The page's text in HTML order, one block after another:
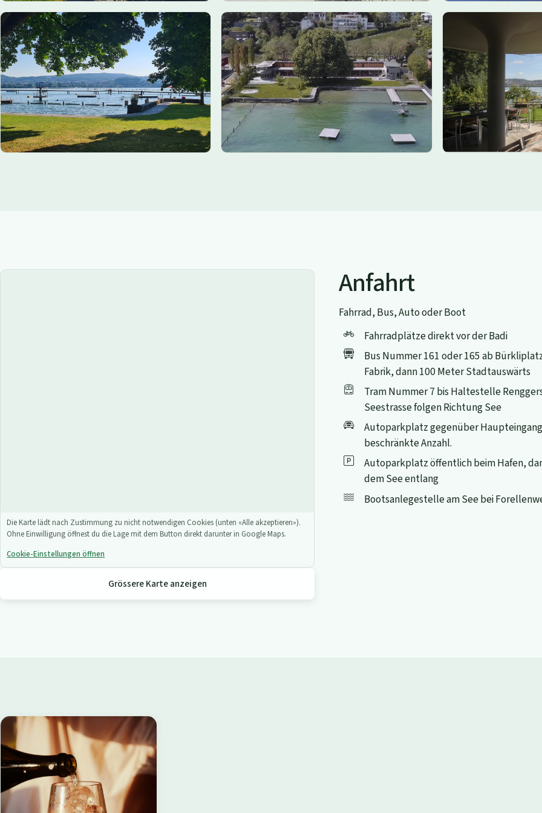
Die Karte lädt nach Zustimmung zu nicht notwendigen Cookies (unten «Alle akzeptieren»).
Ohne Einwilligung öffnest du die Lage mit dem Button direkt darunter in Google Maps.
Cookie-Einstellungen öffnen
Grössere Karte anzeigen
Anfahrt
Fahrrad, Bus, Auto oder Boot
Fahrradplätze direkt vor der Badi
Bus Nummer 161 oder 165 ab
Fabrik, dann 100 Meter Stadtauswärts
Tram Nummer 7 bis Haltestelle
Seestrasse folgen Richtung See
Autoparkplatz gegenüber
beschränkte Anzahl.
Autoparkplatz öffentlich beim Hafen,
dem See entlang
Bootsanlegestelle am See bei